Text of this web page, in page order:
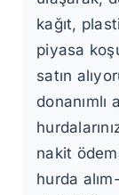
kağıt,
piyasa
satın
donanımlı
nakit
hurda